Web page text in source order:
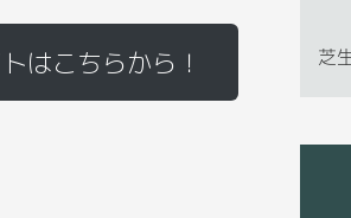
はこちらから！ 芝